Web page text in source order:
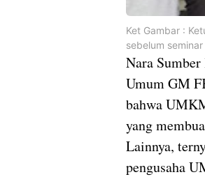
Ket Gambar :
sebelum
Nara
Umum GM
bahwa
yang
Lainnya,
pengusaha